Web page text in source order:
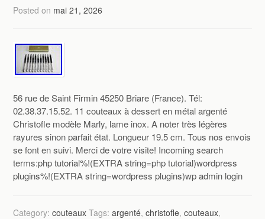
Posted on mai 21, 2026
56 rue de Saint Firmin 45250 Briare (France). Tél:
02.38.37.15.52. 11 couteaux à dessert en métal argenté
Christofle modèle Marly, lame inox. A noter très légères
rayures sinon parfait état. Longueur 19.5 cm. Tous nos envois
se font en suivi. Merci de votre visite! Incoming search
terms:php tutorial%!(EXTRA string=php tutorial)wordpress
plugins%!(EXTRA string=wordpress plugins)wp admin login
Category:couteaux Tags:argenté,christofle,couteaux,